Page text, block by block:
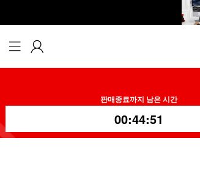
판매종료까지 남은 시간
00:44:49